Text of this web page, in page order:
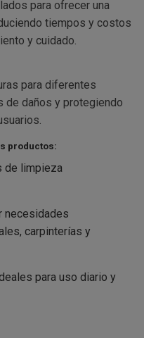
para ofrecer una
tiempos y costos
y cuidado.
para diferentes
de daños y protegiendo
productos:
de limpieza
necesidades
carpinterías y
para uso diario y